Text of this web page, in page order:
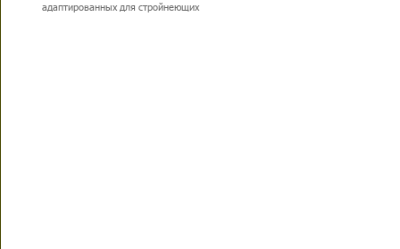
адаптированных для стройнеющих